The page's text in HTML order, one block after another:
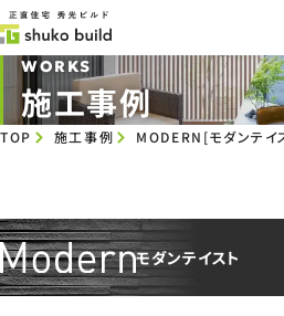
WORKS
施工事例
TOP 施工事例 MODERN[モダンテイ
モダンテイスト